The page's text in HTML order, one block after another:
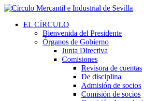
EL CÍRCULO
Bienvenida del Presidente
Órganos de Gobierno
Junta Directiva
Comisiones
Revisora de cuentas
De disciplina
Admisión de socios
Comisión de socios